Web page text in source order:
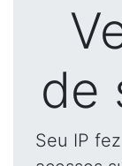
de
Seu IP